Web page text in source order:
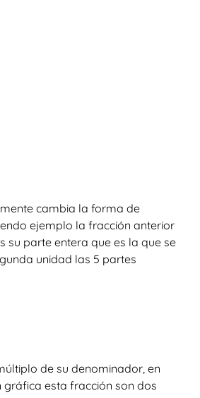
cambia la forma de
ejemplo la fracción anterior
su parte entera que es la que se
unidad las 5 partes
de su denominador, en
gráfica esta fracción son dos